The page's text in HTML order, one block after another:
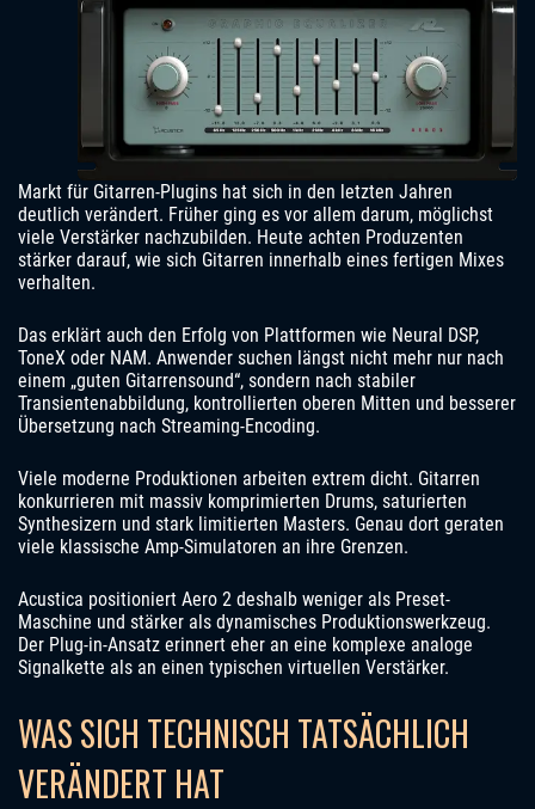
Markt für Gitarren-Plugins hat sich in den letzten Jahren
deutlich verändert. Früher ging es vor allem darum, möglichst
viele Verstärker nachzubilden. Heute achten Produzenten
stärker darauf, wie sich Gitarren innerhalb eines fertigen Mixes
verhalten.
Das erklärt auch den Erfolg von Plattformen wie Neural DSP,
ToneX oder NAM. Anwender suchen längst nicht mehr nur nach
einem „guten Gitarrensound“, sondern nach stabiler
Transientenabbildung, kontrollierten oberen Mitten und besserer
Übersetzung nach Streaming-Encoding.
Viele moderne Produktionen arbeiten extrem dicht. Gitarren
konkurrieren mit massiv komprimierten Drums, saturierten
Synthesizern und stark limitierten Masters. Genau dort geraten
viele klassische Amp-Simulatoren an ihre Grenzen.
Acustica positioniert Aero 2 deshalb weniger als Preset-
Maschine und stärker als dynamisches Produktionswerkzeug.
Der Plug-in-Ansatz erinnert eher an eine komplexe analoge
Signalkette als an einen typischen virtuellen Verstärker.
WAS SICH TECHNISCH TATSÄCHLICH
VERÄNDERT HAT